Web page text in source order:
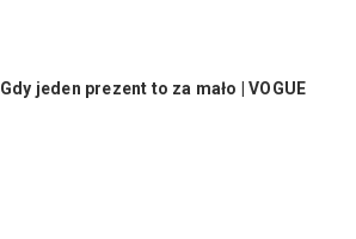
Gdy jeden prezent to za mało | VOGUE